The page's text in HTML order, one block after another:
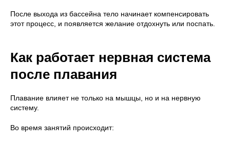
После выхода из бассейна тело начинает компенсировать
этот процесс, и появляется желание отдохнуть или поспать.
Как работает нервная система
после плавания
Плавание влияет не только на мышцы, но и на нервную
систему.
Во время занятий происходит: